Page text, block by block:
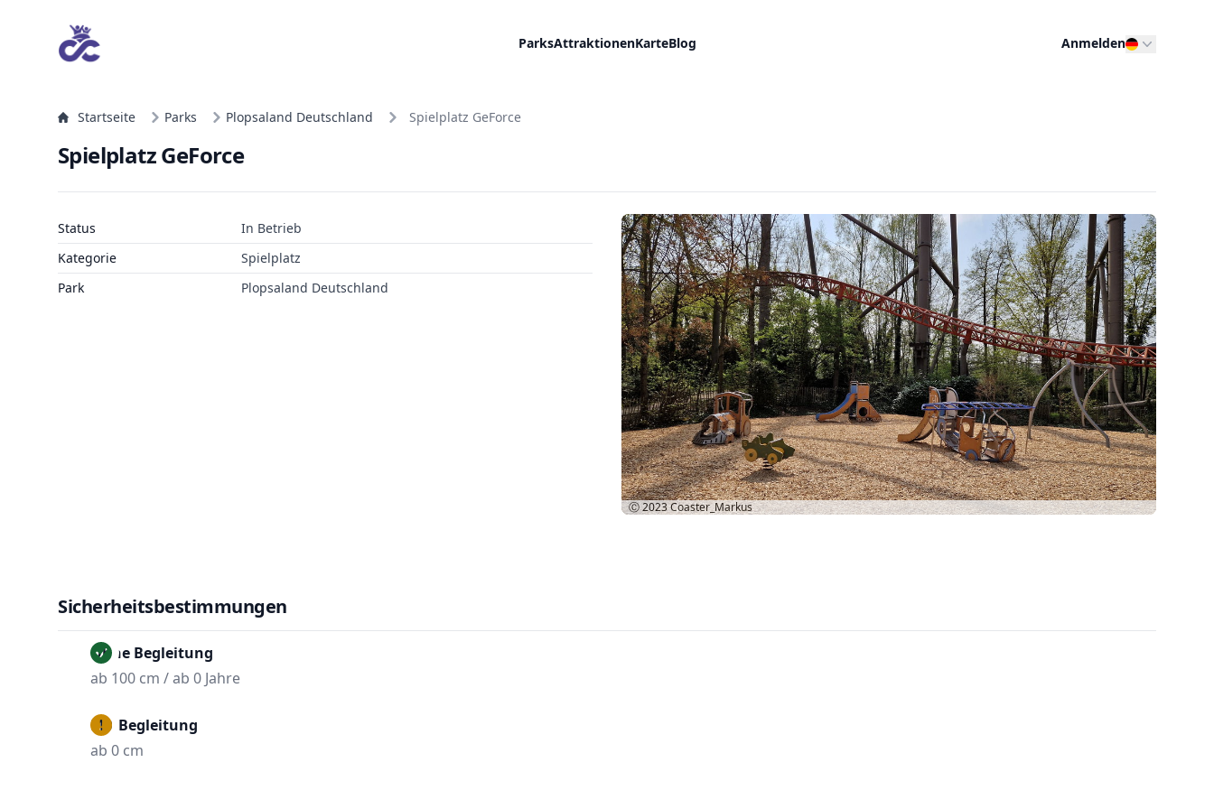
ParksAttraktionenKarteBlog Anmelden
Startseite Parks Plopsaland Deutschland Spielplatz GeForce
Spielplatz GeForce
Status
In Betrieb
Kategorie
Spielplatz
Park
Plopsaland Deutschland
Ⓒ 2023Coaster_Markus
Sicherheitsbestimmungen
Ohne Begleitung
ab 100 cm / ab 0 Jahre
Mit Begleitung
ab 0 cm